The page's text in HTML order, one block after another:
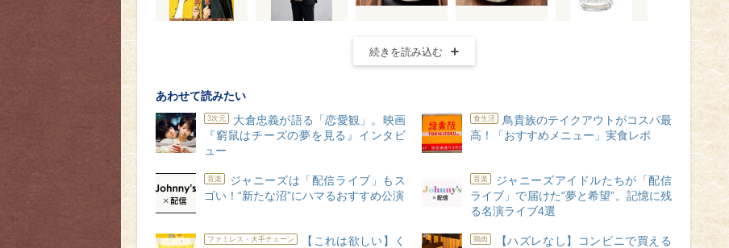
続きを読み込む
あわせて読みたい
3次元
大倉忠義が語る「恋愛観」。映画
『窮鼠はチーズの夢を見る』インタビ
ュー
食生活
鳥貴族のテイクアウトがコスパ最
高！「おすすめメニュー」実食レポ
音楽
ジャニーズは「配信ライブ」もス
ゴい！“新たな沼”にハマるおすすめ公演
音楽
ジャニーズアイドルたちが「配信
ライブ」で届けた“夢と希望”。記憶に残
る名演ライブ4選
ファミレス・大手チェーン
【これは欲しい】く
鶏肉
【ハズレなし】コンビニで買える